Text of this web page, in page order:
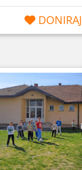
DONIRAJ